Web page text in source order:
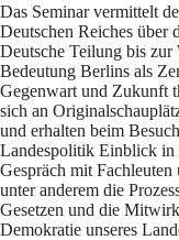
Das Seminar vermittelt
Deutschen Reiches über
Deutsche Teilung bis
Bedeutung Berlins als
Gegenwart und Zukunft
sich an
und erhalten beim
Landespolitik Einblick in
Gespräch mit
unter anderem die
Gesetzen und die
Demokratie unseres